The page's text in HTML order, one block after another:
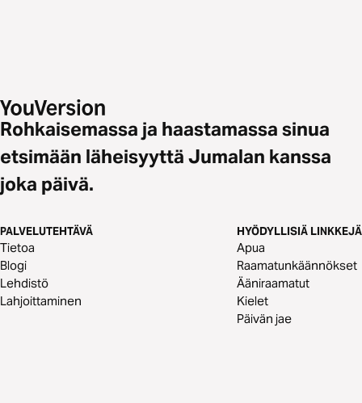
Rohkaisemassa ja haastamassa sinua
etsimään läheisyyttä Jumalan kanssa
joka päivä.
PALVELUTEHTÄVÄ
Tietoa
Blogi
Lehdistö
Lahjoittaminen
HYÖDYLLISIÄ LINKKEJÄ
Apua
Raamatunkäännökset
Ääniraamatut
Kielet
Päivän jae